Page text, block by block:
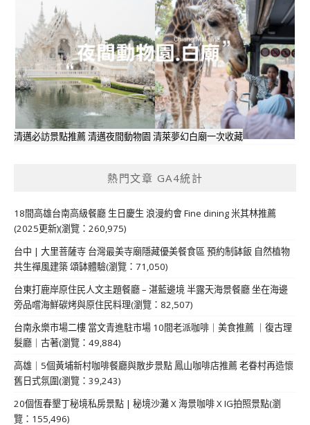
清邁必訪景點推薦 清邁夜間動物園 清萊夢幻白廟一次收藏
熱門文章 GA4統計
18間高雄台南高級餐廳 生日慶生 浪漫約會 Fine dining 米其林推薦
(2025更新)(瀏覽：260,975)
台中 | 大里菩薩寺 台灣最美寺廟隱藏優美餐食區 預約制缽飯 自然植物
共生禪風建築 頌缽體驗(瀏覽：71,050)
台東打鹿岸原住民人文主題餐廳 – 湛藍邊境 半露天海景餐廳 坐在海邊
旁品嚐海鮮碳烤與原住民料理(瀏覽：82,507)
台南永樂市場二樓 當文青進駐市場 10間老派咖啡｜美食推薦 ｜復古理
髮廳｜古著(瀏覽：49,884)
高雄｜5個黃埔新村咖啡餐廳與散步景點 鳳山咖啡店推薦 老眷村再造懷
舊日式氛圍(瀏覽：39,243)
20個恆春墾丁秘境私房景點 | 秘境沙灘 X 海景咖啡 X IG拍照景點(瀏
覽：155,496)